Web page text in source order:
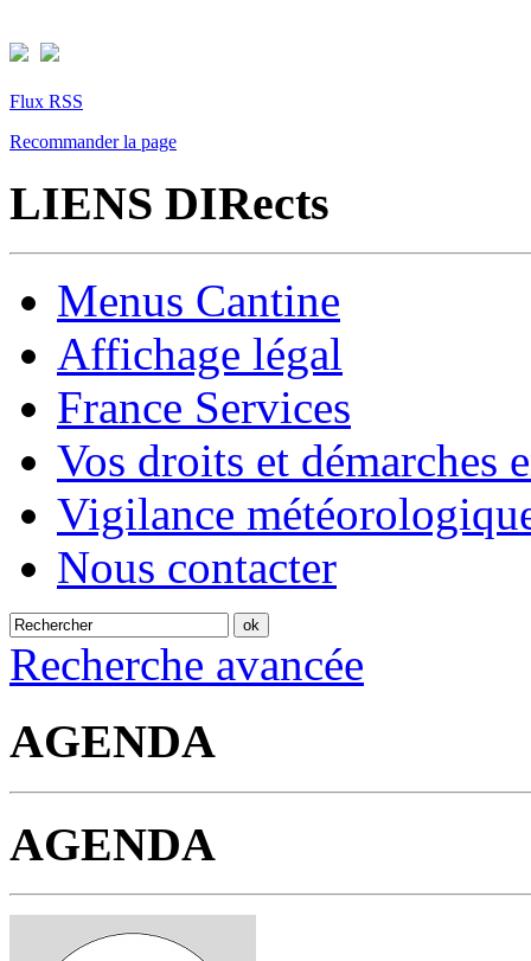
Flux RSS
Recommander la page
LIENS DIRects
Menus Cantine
Affichage légal
France Services
Vos droits et démarches
Vigilance
Nous contacter
Recherche avancée
AGENDA
AGENDA